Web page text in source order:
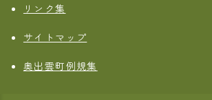
リンク集
サイトマップ
奥出雲町例規集